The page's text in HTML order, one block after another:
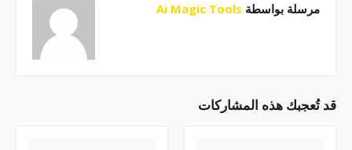
مرسلة بواسطة
قد تُعجبك هذه المشاركات